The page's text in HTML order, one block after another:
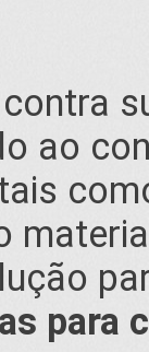
ao
para